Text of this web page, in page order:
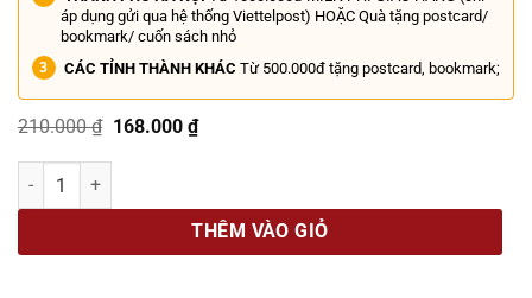
áp dụng gửi qua hệ thống Viettelpost) HOẶC Quà tặng postcard/
bookmark/ cuốn sách nhỏ
CÁC TỈNH THÀNH KHÁC Từ 500.000đ tặng postcard, bookmark;
210.000₫ Giá
là:
168.000 ₫Giá
LƯỢC SỬ NƯỚC – Giulio Boccaletti - Thúy Thúy dịch – NXB Trẻ số
THÊM VÀO GIỎ